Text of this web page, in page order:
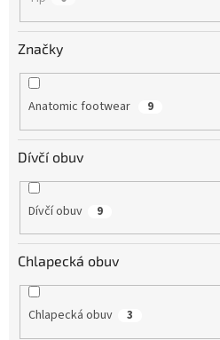
Značky
Anatomic footwear 9
Dívčí obuv
Dívčí obuv 9
Chlapecká obuv
Chlapecká obuv 3